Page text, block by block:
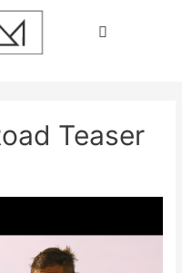
Teaser